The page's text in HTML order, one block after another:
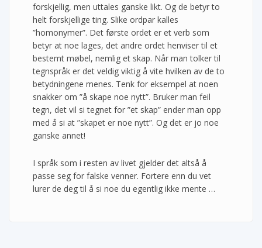
forskjellig, men uttales ganske likt. Og de betyr to
helt forskjellige ting. Slike ordpar kalles
”homonymer”. Det første ordet er et verb som
betyr at noe lages, det andre ordet henviser til et
bestemt møbel, nemlig et skap. Når man tolker til
tegnspråk er det veldig viktig å vite hvilken av de to
betydningene menes. Tenk for eksempel at noen
snakker om ”å skape noe nytt”. Bruker man feil
tegn, det vil si tegnet for ”et skap” ender man opp
med å si at ”skapet er noe nytt”. Og det er jo noe
ganske annet!
I språk som i resten av livet gjelder det altså å
passe seg for falske venner. Fortere enn du vet
lurer de deg til å si noe du egentlig ikke mente …